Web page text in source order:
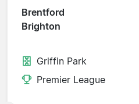
Brentford
Brighton
Griffin Park
Premier League